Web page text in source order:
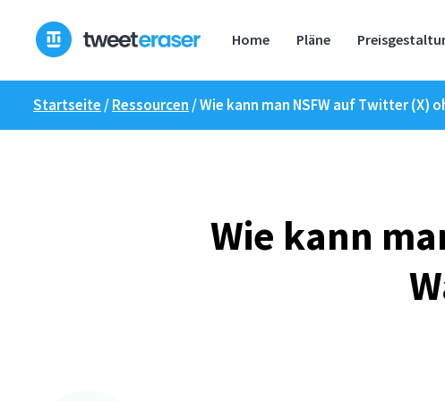
Inhalt
springen
Home Pläne
Startseite /Ressourcen /Wie kann man NSFW auf Twitter (X)
Wie kann